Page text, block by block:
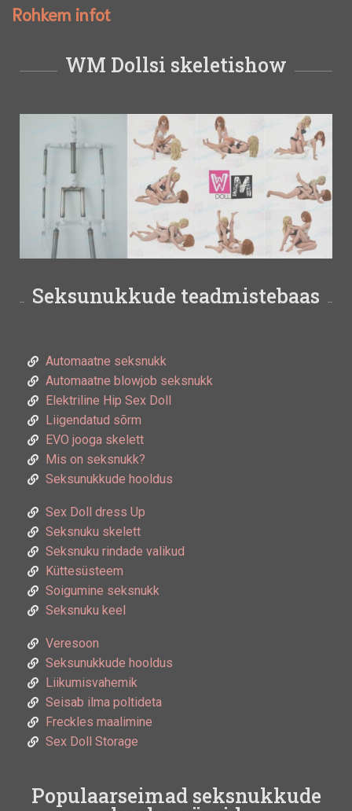
Rohkem infot
WM Dollsi skeletishow
Seksunukkude teadmistebaas
Automaatne seksnukk
Automaatne blowjob seksnukk
Elektriline Hip Sex Doll
Liigendatud sõrm
EVO jooga skelett
Mis on seksnukk?
Seksunukkude hooldus
Sex Doll dress Up
Seksnuku skelett
Seksnuku rindade valikud
Küttesüsteem
Soigumine seksnukk
Seksnuku keel
Veresoon
Seksunukkude hooldus
Liikumisvahemik
Seisab ilma poltideta
Freckles maalimine
Sex Doll Storage
Populaarseimad seksnukkude